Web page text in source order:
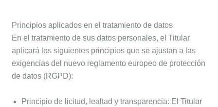
Principios aplicados en el tratamiento de datos
En el tratamiento de sus datos personales, el Titular
aplicará los siguientes principios que se ajustan a las
exigencias del nuevo reglamento europeo de protección
de datos (RGPD):
Principio de licitud, lealtad y transparencia: El Titular